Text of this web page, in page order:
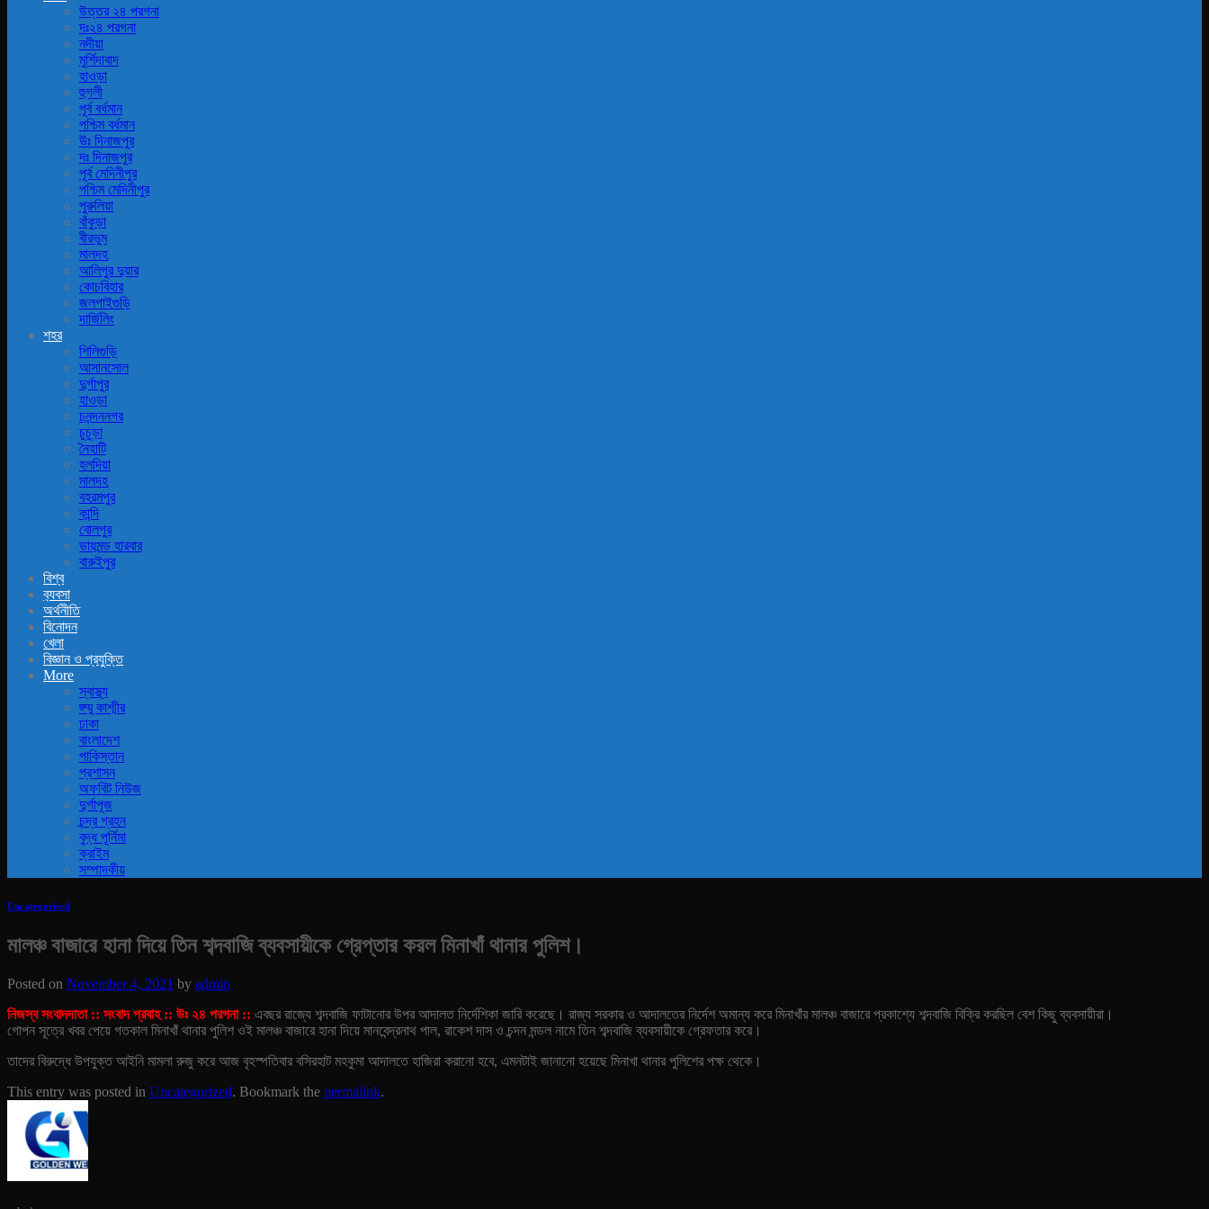
উত্তর ২৪ পরগনা
দঃ২৪ পরগনা
নদীয়া
মুর্শিদাবাদ
হাওড়া
হুগলী
পূর্ব বর্ধমান
পশ্চিম বর্ধমান
উঃ দিনাজপুর
দঃ দিনাজপুর
পূর্ব মেদিনীপুর
পশ্চিম মেদিনীপুর
পুরুলিয়া
বাঁকুড়া
বীরভুম
মালদহ
আলিপুর দুয়ার
কোচবিহার
জলপাইগুড়ি
দার্জিলিং
শহর
শিলিগুড়ি
আসানসোল
দুর্গাপুর
হাওড়া
চনন্দননগর
চুচুড়া
নৈহাটি
হলদিয়া
মালদহ
বহরমপুর
কান্দি
বোলপুর
ডায়মন্ড হারবার
বারুইপুর
বিশ্ব
ব‍্যবসা
অর্থনীতি
বিনোদন
খেলা
বিজ্ঞান ও প্রযুক্তি
More
স্বাস্থ্য
জ্ম্মু কাশ্মীর
ঢাকা
বাংলাদেশ
পাকিস্তান
প্রশাসন
অফবিট নিউজ
দুর্গাপূজ
চন্দ্র গ্রহন
বুদ্ধ পূর্নিমা
ক্রাইম
সম্পাদকীয়
Uncategorized
মালঞ্চ বাজারে হানা দিয়ে তিন শব্দবাজি ব্যবসায়ীকে গ্রেপ্তার করল মিনাখাঁ থানার পুলিশ।
Posted on November 4, 2021 by admin
নিজস্ব সংবাদদাতা :: সংবাদ প্রবাহ :: উঃ ২৪ পরগনা :: এবছর রাজ্যে শব্দবাজি ফাটানোর উপর আদালত নির্দেশিকা জারি করেছে। রাজ্য সরকার ও আদালতের নির্দেশ অমান্য করে মিনাখাঁর মালঞ্চ বাজারে প্রকাশ্যে শব্দবাজি বিক্রি করছিল বেশ কিছু ব্যবসায়ীরা।
গোপন সূত্রে খবর পেয়ে গতকাল মিনাখাঁ থানার পুলিশ ওই মালঞ্চ বাজারে হানা দিয়ে মানবেন্দ্রনাথ পাল, রাকেশ দাস ও চন্দন মন্ডল নামে তিন শব্দবাজি ব্যবসায়ীকে গ্রেফতার করে।
তাদের বিরুদ্ধে উপযুক্ত আইনি মামলা রুজু করে আজ বৃহস্পতিবার বসিরহাট মহকুমা আদালতে হাজিরা করানো হবে, এমনটাই জানানো হয়েছে মিনাখা থানার পুলিশের পক্ষ থেকে।
This entry was posted in Uncategorized. Bookmark the permalink.